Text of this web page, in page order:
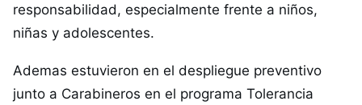
responsabilidad, especialmente frente a niños,
niñas y adolescentes.
Ademas estuvieron en el despliegue preventivo
junto a Carabineros en el programa Tolerancia